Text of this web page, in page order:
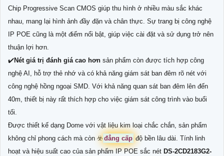
Chip Progressive Scan CMOS giúp thu hình ở nhiều màu sắc khác
nhau, mang lại hình ảnh đầy đặn và chân thực. Sự trang bị công nghệ
IP POE cũng là một điểm nổi bật, giúp việc cài đặt và sử dụng trở nên
thuận lợi hơn.
✔️Nét giá trị đánh giá cao hơn sản phẩm còn được tích hợp công
nghệ AI, hỗ trợ thẻ nhớ và có khả năng giám sát ban đêm rõ nét với
công nghệ hồng ngoại SMD. Với khả năng quan sát ban đêm lên đến
40m, thiết bị này rất thích hợp cho việc giám sát công trình vào buổi
tối.
Được thiết kế dạng Dome với vật liệu kim loại chắc chắn, sản phẩm
không chỉ phong cách mà còn ☣️ đẳng cấp độ bền lâu dài. Tính linh
hoạt và hiệu suất cao của sản phẩm IP POE sắc nét DS-2CD2183G2-